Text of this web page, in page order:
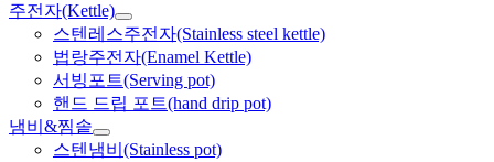
주전자(Kettle)
스텐레스주전자(Stainless steel kettle)
법랑주전자(Enamel Kettle)
서빙포트(Serving pot)
핸드 드립 포트(hand drip pot)
냄비&찜솥
스텐냄비(Stainless pot)